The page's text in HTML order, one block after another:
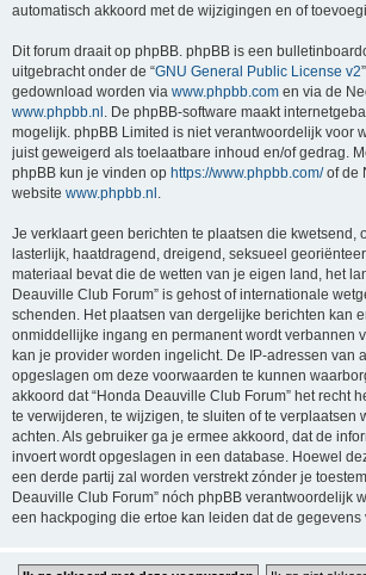
automatisch akkoord met de wijzigingen en of
Dit forum draait op phpBB. phpBB is een
uitgebracht onder de “GNU General Public License v2
gedownload worden via www.phpbb.com en via de
www.phpbb.nl . De phpBB-software maakt
mogelijk. phpBB Limited is niet verantwoordelijk voor
juist geweigerd als toelaatbare inhoud en/of gedrag.
phpBB kun je vinden op https://www.phpbb.com/of de
website www.phpbb.nl .
Je verklaart geen berichten te plaatsen die kwetsend,
lasterlijk, haatdragend, dreigend, seksueel
materiaal bevat die de wetten van je eigen land, het
Deauville Club Forum” is gehost of internationale
schenden. Het plaatsen van dergelijke berichten kan
onmiddellijke ingang en permanent wordt verbannen
kan je provider worden ingelicht. De IP-adressen van
opgeslagen om deze voorwaarden te kunnen
akkoord dat “Honda Deauville Club Forum” het recht
te verwijderen, te wijzigen, te sluiten of te verplaatsen
achten. Als gebruiker ga je ermee akkoord, dat de
invoert wordt opgeslagen in een database. Hoewel
een derde partij zal worden verstrekt zónder je
Deauville Club Forum” nóch phpBB verantwoordelijk
een hackpoging die ertoe kan leiden dat de gegevens